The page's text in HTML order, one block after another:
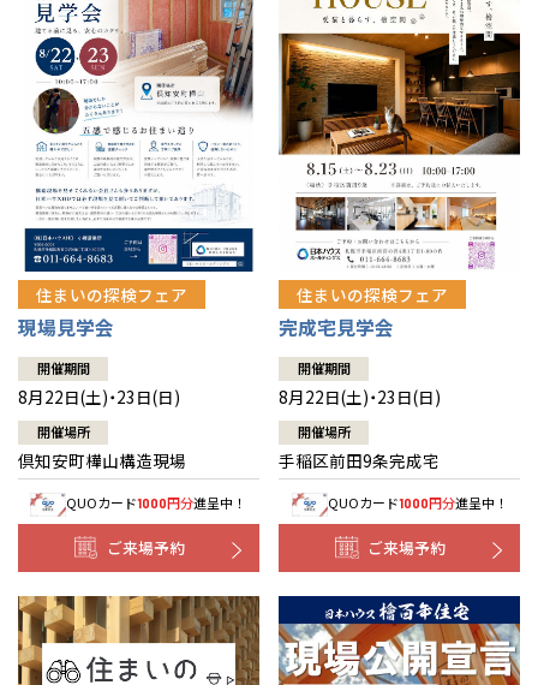
住まいの探検フェア
現場見学会
開催期間
8月22日(土)・23日(日)
開催場所
倶知安町樺山構造現場
QUOカード1000円分進呈中！
ご来場予約
住まいの探検フェア
完成宅見学会
開催期間
8月22日(土)・23日(日)
開催場所
手稲区前田9条完成宅
QUOカード1000円分進呈中！
ご来場予約
全国の展示場
北海道
札幌
道央
道北
道南
道東
東北
青森
秋田
岩手
山形
宮城
福島
甲信越・北陸
新潟
山梨
長野
富山
石川
福井
関東
東京
神奈川
埼玉
千葉
茨城
栃木
東海
愛知
岐阜
静岡
三重
近畿
大阪
京都
兵庫
奈良
中国・四国
岡山
香川
愛媛
九州
福岡
佐賀
分譲マンション
※現住所のある都道府県以外の建築予定地の方でも現住所の有るお近
お近くのイベント
北海道
札幌
札幌
小樽
道央
苫小牧千歳
小樽
道北
道南
道東
釧路
東北
青森県
八戸
青森
秋田県
秋田
岩手県
山形県
宮城県
仙台
福島県
会津
甲信越・北陸
新潟県
長岡
山梨県
長野県
富山県
富山
石川県
福井県
福井
関東
東京都
神奈川県
相模
埼玉県
埼玉
千葉県
千葉
柏
東海
愛知県
岐阜県
岐阜
静岡県
三重県
四日市
近畿
大阪府
大阪
京都府
京都
兵庫県
姫路
奈良県
奈良
中国・四国
岡山県
岡山
愛媛県
松山
九州
福岡県
福岡
佐賀県
佐賀